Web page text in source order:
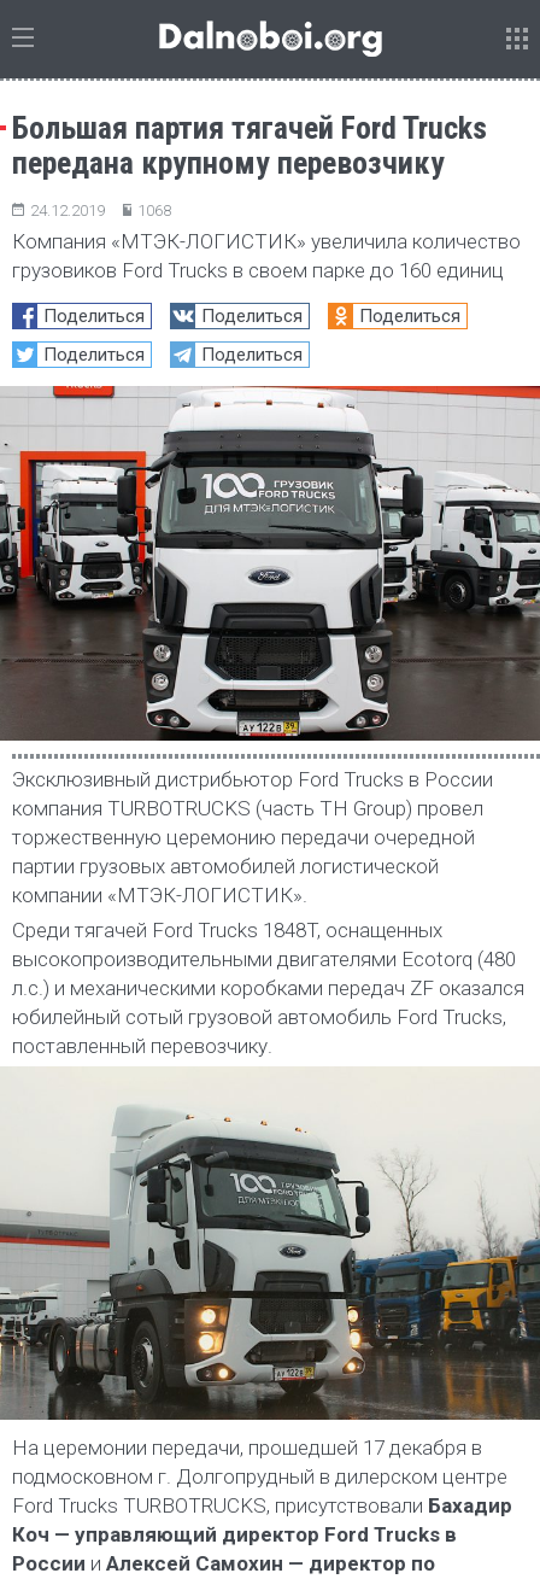
Большая партия тягачей Ford Trucks
передана крупному перевозчику
24.12.2019 1068
Компания «МТЭК-ЛОГИСТИК» увеличила количество
грузовиков Ford Trucks в своем парке до 160 единиц
Поделиться Поделиться
Поделиться
Поделиться
Поделиться
Эксклюзивный дистрибьютор Ford Trucks в России
компания TURBOTRUCKS (часть TH Group) провел
торжественную церемонию передачи очередной
партии грузовых автомобилей логистической
компании «МТЭК-ЛОГИСТИК».
Среди тягачей Ford Trucks 1848T, оснащенных
высокопроизводительными двигателями Ecotorq (480
л.с.) и механическими коробками передач ZF оказался
юбилейный сотый грузовой автомобиль Ford Trucks,
поставленный перевозчику.
На церемонии передачи, прошедшей 17 декабря в
подмосковном г. Долгопрудный в дилерском центре
Ford Trucks TURBOTRUCKS, присутствовали Бахадир
Коч — управляющий директор Ford Trucks в
России и Алексей Самохин — директор по